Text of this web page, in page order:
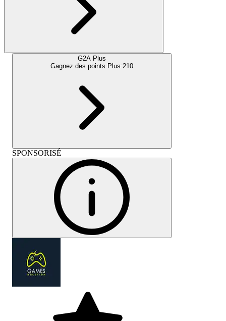
G2A Plus
Gagnez des points Plus:210
SPONSORISÉ